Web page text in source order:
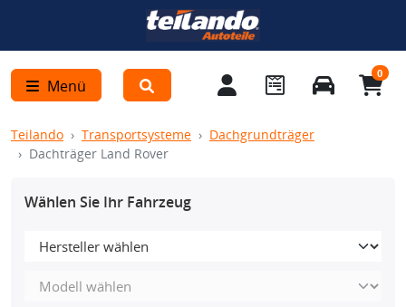
Menü
0
Teilando Transportsysteme
Dachgrundträger
Dachträger Land Rover
Wählen Sie Ihr Fahrzeug